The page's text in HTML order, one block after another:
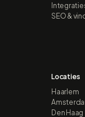
SEO &
Locaties
Haarlem
Den Haag